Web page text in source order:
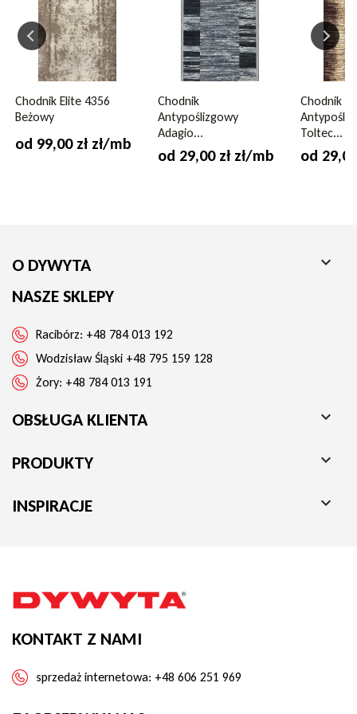
Skład runa poliamid
Waga runa 1300 g/m2
tak
5 mm
Chodnik Elite 4356
Beżowy
od 99,00 zł zł/mb
Chodnik
Antypoślizgowy
Adagio...
od 29,00 zł zł/mb
Chodnik
Toltec...
od
O DYWYTA 
NASZE SKLEPY
Racibórz: +48 784 013 192
Wodzisław Śląski +48 795 159 128
Żory: +48 784 013 191
OBSŁUGA KLIENTA 
PRODUKTY 
INSPIRACJE 
KONTAKT Z NAMI
sprzedaż internetowa: +48 606 251 969